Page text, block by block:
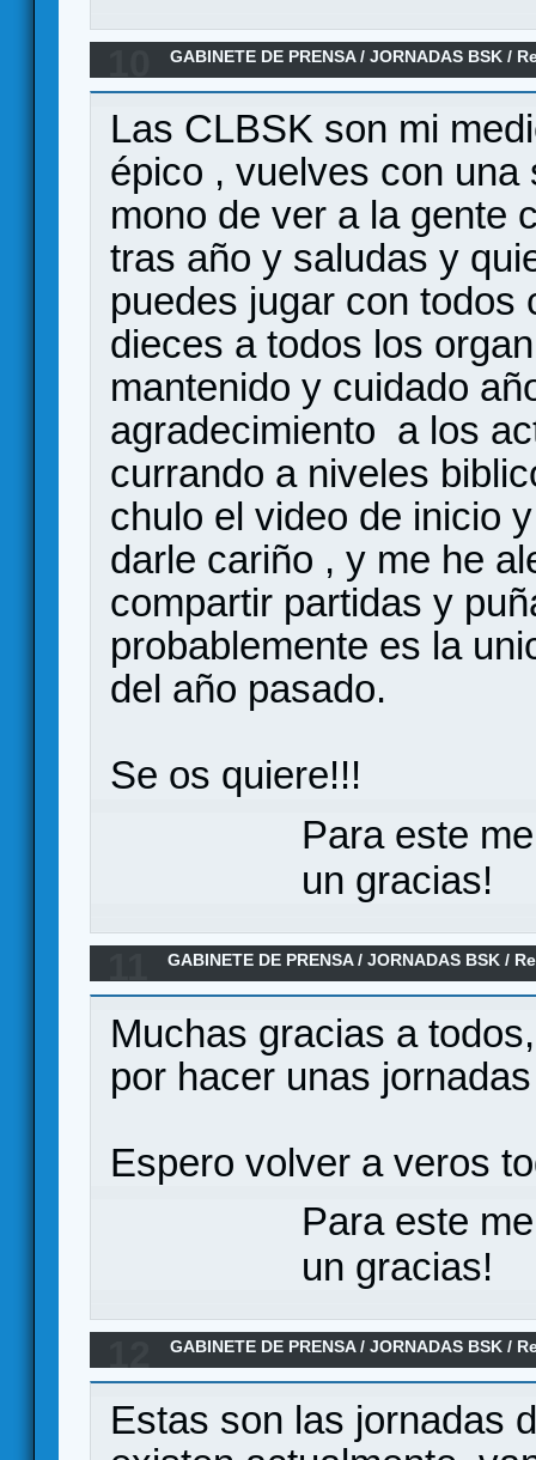
GABINETE DE PRENSA/JORNADAS BSK /
Las CLBSK son mi
épico , vuelves con
mono de ver a la gente
tras año y saludas y
puedes jugar con todos
dieces a todos los
mantenido y cuidado
agradecimiento a los
currando a niveles
chulo el video de inicio
darle cariño , y me he
compartir partidas y
probablemente es la
del año pasado.
Se os quiere!!!
Para este
un gracias!
GABINETE DE PRENSA/JORNADAS BSK /
Muchas gracias a
por hacer unas
Espero volver a veros
Para este
un gracias!
GABINETE DE PRENSA/JORNADAS BSK /
Estas son las jornadas